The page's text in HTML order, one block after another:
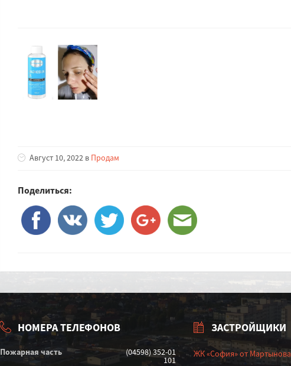
Август 10, 2022 в Продам
Поделиться:
НОМЕРА ТЕЛЕФОНОВ
Пожарная часть (04598) 352-01
101
ЗАСТРОЙЩИКИ
ЖК «София» от Мартынова